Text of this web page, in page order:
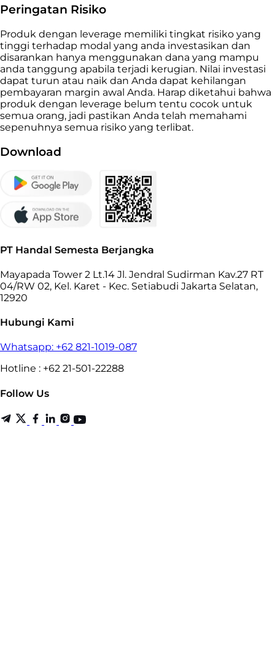
Peringatan Risiko
Produk dengan leverage memiliki tingkat risiko yang
tinggi terhadap modal yang anda investasikan dan
disarankan hanya menggunakan dana yang mampu
anda tanggung apabila terjadi kerugian. Nilai investasi
dapat turun atau naik dan Anda dapat kehilangan
pembayaran margin awal Anda. Harap diketahui bahwa
produk dengan leverage belum tentu cocok untuk
semua orang, jadi pastikan Anda telah memahami
sepenuhnya semua risiko yang terlibat.
Download
PT Handal Semesta Berjangka
Mayapada Tower 2 Lt.14 Jl. Jendral Sudirman Kav.27 RT
04/RW 02, Kel. Karet - Kec. Setiabudi Jakarta Selatan,
12920
Hubungi Kami
Whatsapp: +62 821-1019-087
Hotline : +62 21-501-22288
Follow Us